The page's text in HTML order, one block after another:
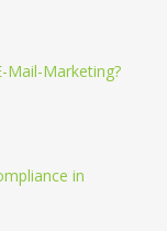
Mail-Marketing?
in